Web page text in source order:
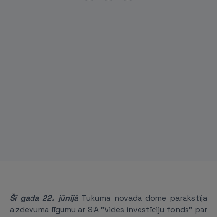
Šī gada 22. jūnijāTukuma novada dome parakstīja
aizdevuma līgumu ar SIA "Vides investīciju fonds" par